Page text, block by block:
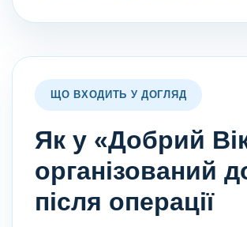
ЩО ВХОДИТЬ У ДОГЛЯД
Як у «Добрий
організований
після операції